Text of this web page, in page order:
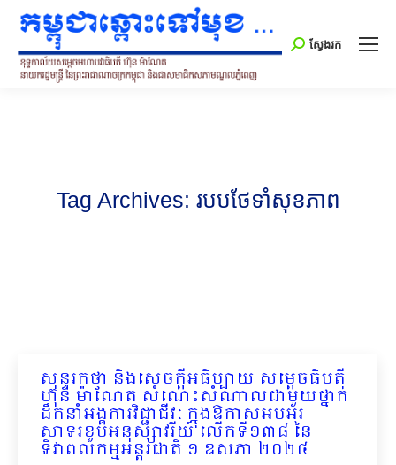
Search:
ស្វែងរក
Tag Archives: របបថែទាំសុខភាព
សុន្ទរកថា និងសេចក្ដីអធិប្បាយ សម្ដេចធិបតី
ហ៊ុន ម៉ាណែត សំណេះសំណាលជាមួយថ្នាក់
ដឹកនាំអង្គការវិជ្ជាជីវៈ ក្នុងឱកាសអបអរ
សាទរខួបអនុស្សាវរីយ៍ លើកទី១៣៨ នៃ
ទិវាពលកម្មអន្តរជាតិ ១ ឧសភា ២០២៤